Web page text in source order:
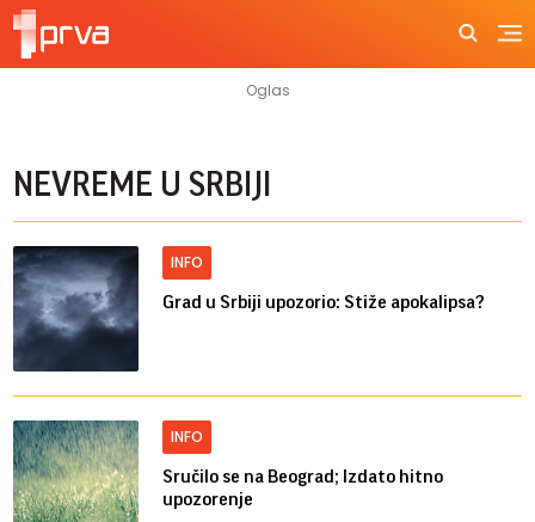
NEVREME U SRBIJI
INFO
Grad u Srbiji upozorio: Stiže apokalipsa?
INFO
Sručilo se na Beograd; Izdato hitno
upozorenje